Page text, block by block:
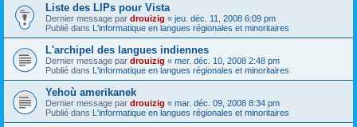
Liste des LIPs pour Vista
Dernier message par drouizig « jeu. déc. 11, 2008 6:09 pm
Publié dans L'informatique en langues régionales et minoritaires
L'archipel des langues indiennes
Dernier message par drouizig « mer. déc. 10, 2008 2:48 pm
Publié dans L'informatique en langues régionales et minoritaires
Yehoù amerikanek
Dernier message par drouizig « mar. déc. 09, 2008 8:34 pm
Publié dans L'informatique en langues régionales et minoritaires